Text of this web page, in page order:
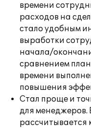
времени
расходов на
стало удобным
выработки
начала/
сравнением
времени
повышения
Стал проще и
для
рассчитывается